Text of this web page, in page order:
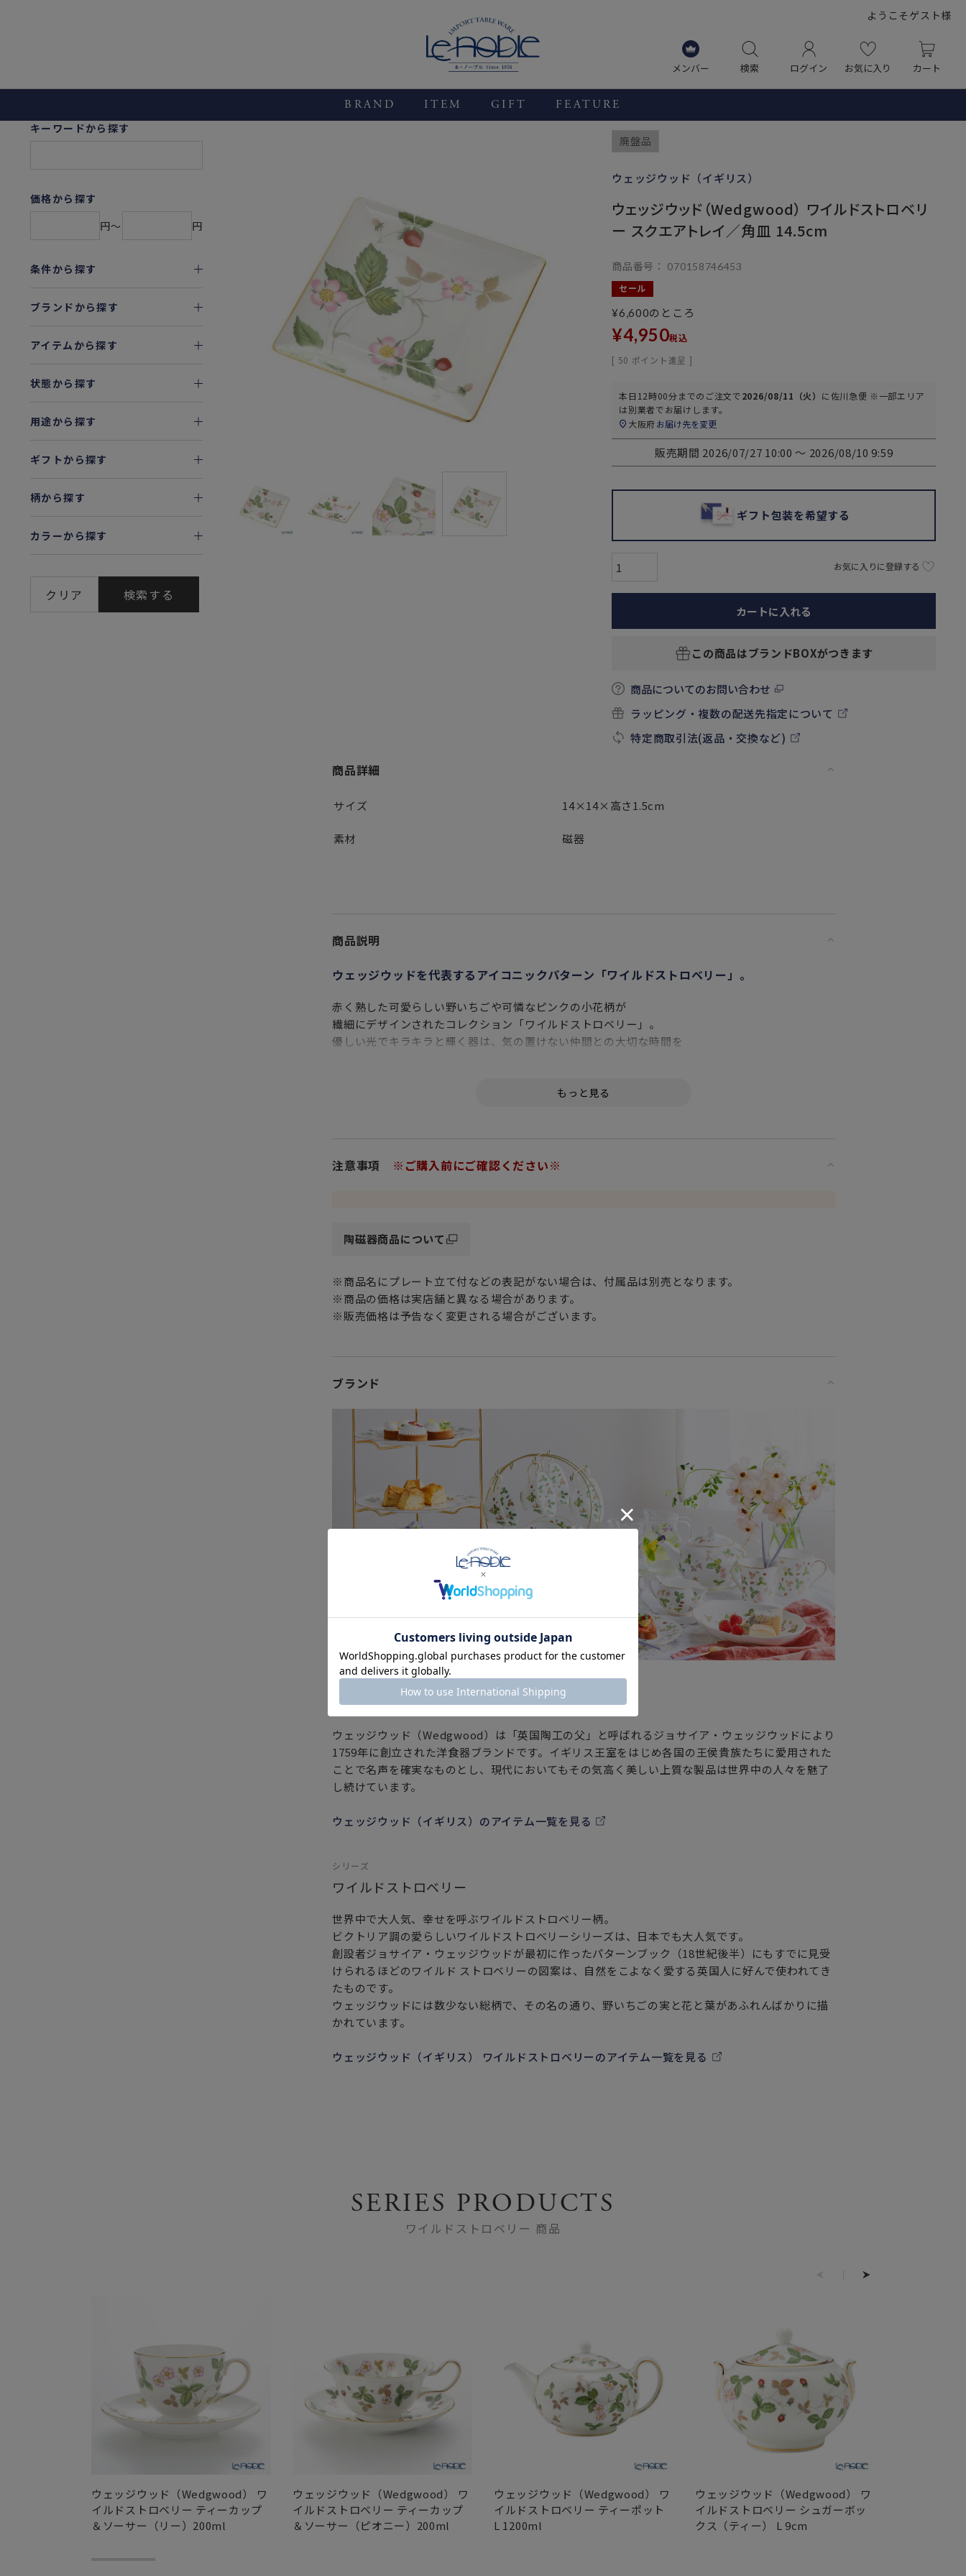
ようこそゲスト様
メンバー 検索 ログイン お気に入り カート
BRAND ITEM GIFT FEATURE
キーワードから探す
価格から探す
円〜
円
条件から探す
ブランドから探す
アイテムから探す
状態から探す
用途から探す
ギフトから探す
柄から探す
カラーから探す
クリア 検索する
廃盤品
ウェッジウッド（イギリス）
ウェッジウッド（Wedgwood） ワイルドストロベリ
ー スクエアトレイ／角皿 14.5cm
商品番号 070158746453
セール
¥6,600のところ
¥4,950税込
[ 50 ポイント進呈 ]
本日 12時00分までのご注文で2026/08/11（火） に佐川急便 ※一部エリア
は別業者でお届けします。
大阪府お届け先を変更
販売期間 2026/07/27 10:00 〜 2026/08/10 9:59
ギフト包装を希望する
お気に入りに登録する
カートに入れる
この商品はブランドBOXがつきます
商品についてのお問い合わせ
ラッピング・複数の配送先指定について
特定商取引法(返品・交換など)
商品詳細
サイズ 14×14×高さ1.5cm
素材 磁器
商品説明
ウェッジウッドを代表するアイコニックパターン「ワイルドストロベリー」。
赤く熟した可愛らしい野いちごや可憐なピンクの小花柄が
繊細にデザインされたコレクション「ワイルドストロベリー」。
優しい光でキラキラと輝く器は、気の置けない仲間との大切な時間を
朝食やティータイムに、デザートプレートや取り皿、銘々皿に。
高級食器の代名詞 ボーンチャイナ（Bone china）製です。
和室にはもちろん、玄関やモダンなリビングにもぴったりです。
ご結婚の引出物や特別な記念日の心を込めた上品な贈り物
お祝いのギフトやプレゼントとしてだけでなく
頑張った自分へのご褒美としても最適です。
注意事項 ※ご購入前にご確認ください※
陶磁器商品について
※商品名にプレート立て付などの表記がない場合は、付属品は別売となります。
※商品の価格は実店舗と異なる場合があります。
※販売価格は予告なく変更される場合がございます。
ブランド
ブランド
ウェッジウッド（イギリス）
ウェッジウッド（Wedgwood）は「英国陶工の父」と呼ばれるジョサイア・ウェッジウッドにより
1759年に創立された洋食器ブランドです。イギリス王室をはじめ各国の王侯貴族たちに愛用された
ことで名声を確実なものとし、現代においてもその気高く美しい上質な製品は世界中の人々を魅了
し続けています。
ウェッジウッド（イギリス）のアイテム一覧を見る
シリーズ
ワイルドストロベリー
世界中で大人気、幸せを呼ぶワイルドストロベリー柄。
ビクトリア調の愛らしいワイルドストロベリーシリーズは、日本でも大人気です。
創設者ジョサイア・ウェッジウッドが最初に作ったパターンブック（18世紀後半）にもすでに見受
けられるほどのワイルド ストロベリーの図案は、自然をこよなく愛する英国人に好んで使われてき
たものです。
ウェッジウッドには数少ない総柄で、その名の通り、野いちごの実と花と葉があふれんばかりに描
かれています。
ウェッジウッド（イギリス） ワイルドストロベリーのアイテム一覧を見る
SERIES PRODUCTS
ワイルドストロベリー 商品
ウェッジウッド（Wedgwood） ワ
イルドストロベリー ティーカップ
＆ソーサー（リー）200ml
ウェッジウッド（Wedgwood） ワ
イルドストロベリー ティーカップ
＆ソーサー（ピオニー）200ml
ウェッジウッド（Wedgwood） ワ
イルドストロベリー ティーポット
L 1200ml
ウェッジウッド（Wedgwood） ワ
イルドストロベリー シュガーボッ
クス（ティー） L 9cm